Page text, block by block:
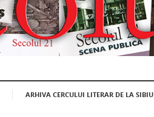
ARHIVA CERCULUI LITERAR DE LA SIBIU